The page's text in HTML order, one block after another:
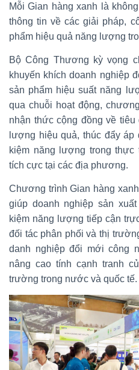
Mỗi Gian hàng xanh là
thông tin về các giải pháp,
phẩm hiệu quả năng lượng
Bộ Công Thương kỳ vọng
khuyến khích doanh nghiệp
sản phẩm hiệu suất năng
qua chuỗi hoạt động,
nhận thức cộng đồng về
lượng hiệu quả, thúc đẩy
kiệm năng lượng trong
tích cực tại các địa phương.
Chương trình Gian hàng
giúp doanh nghiệp sản
kiệm năng lượng tiếp cận
đối tác phân phối và thị
danh nghiệp đổi mới công
nâng cao tính cạnh tranh
trường trong nước và quốc tế.